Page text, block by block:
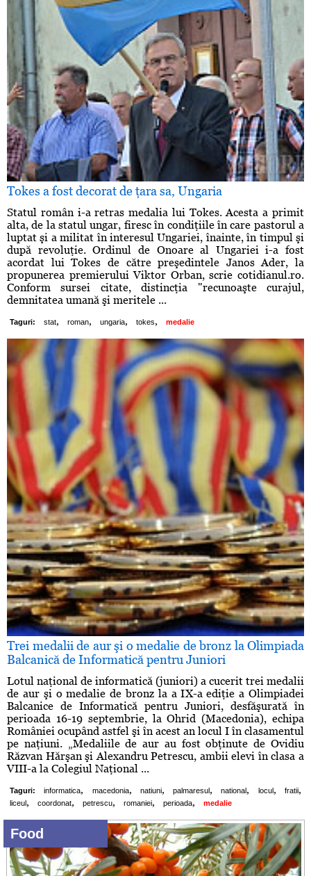
Tokes a fost decorat de ţara sa, Ungaria
Statul român i-a retras medalia lui Tokes. Acesta a primit
alta, de la statul ungar, firesc în condiţiile în care pastorul a
luptat şi a militat în interesul Ungariei, înainte, în timpul şi
după revoluţie. Ordinul de Onoare al Ungariei i-a fost
acordat lui Tokes de către preşedintele Janos Ader, la
propunerea premierului Viktor Orban, scrie cotidianul.ro.
Conform sursei citate, distincţia "recunoaşte curajul,
demnitatea umană şi meritele ...
Taguri: stat, roman, ungaria, tokes, medalie
Trei medalii de aur şi o medalie de bronz la Olimpiada
Balcanică de Informatică pentru Juniori
Lotul naţional de informatică (juniori) a cucerit trei medalii
de aur şi o medalie de bronz la a IX-a ediţie a Olimpiadei
Balcanice de Informatică pentru Juniori, desfăşurată în
perioada 16-19 septembrie, la Ohrid (Macedonia), echipa
României ocupând astfel şi în acest an locul I în clasamentul
pe naţiuni. „Medaliile de aur au fost obţinute de Ovidiu
Răzvan Hărşan şi Alexandru Petrescu, ambii elevi în clasa a
VIII-a la Colegiul Naţional ...
Taguri: informatica, macedonia, natiuni, palmaresul , national , locul, fratii,
liceul , coordonat, petrescu, romaniei, perioada, medalie
Food